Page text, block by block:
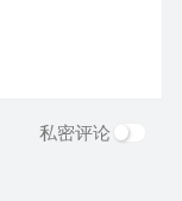
私密评论